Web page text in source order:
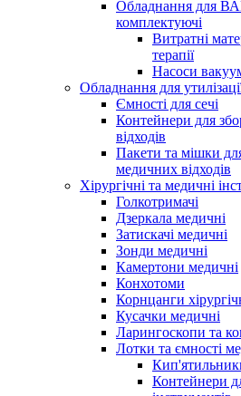
Обладнання для
комплектуючі
Витратні
терапії
Насоси
Обладнання для
Ємності для сечі
Контейнери для
відходів
Пакети та мішки для
медичних відходів
Хірургічні та медичні
Голкотримачі
Дзеркала медичні
Затискачі медичні
Зонди медичні
Камертони медичні
Конхотоми
Корнцанги
Кусачки медичні
Ларингоскопи та
Лотки та ємності
Контейнери